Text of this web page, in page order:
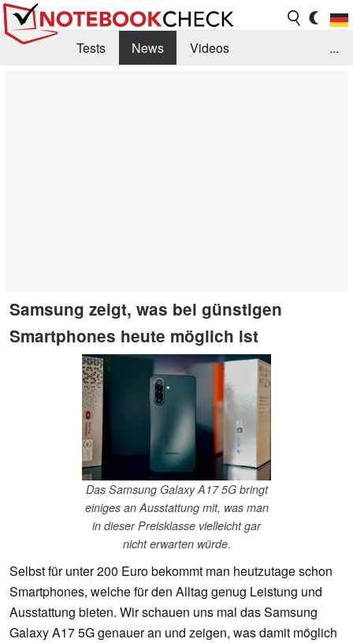
Tests News
Videos
...
Samsung zeigt, was bei günstigen
Smartphones heute möglich ist
Das Samsung Galaxy A17 5G bringt
einiges an Ausstattung mit, was man
in dieser Preisklasse vielleicht gar
nicht erwarten würde.
Selbst für unter 200 Euro bekommt man heutzutage schon
Smartphones, welche für den Alltag genug Leistung und
Ausstattung bieten. Wir schauen uns mal das Samsung
Galaxy A17 5G genauer an und zeigen, was damit möglich